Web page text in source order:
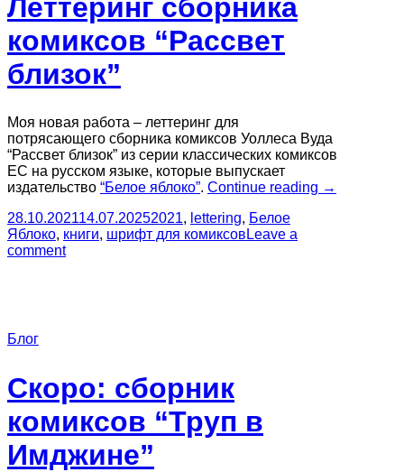
Леттеринг сборника
комиксов “Рассвет
близок”
Моя новая работа – леттеринг для
потрясающего сборника комиксов Уоллеса Вуда
“Рассвет близок” из серии классических комиксов
EC на русском языке, которые выпускает
издательство “Белое яблоко”. Continue reading “Леттеринг
→
28.10.202114.07.20252021, lettering, Белое
Яблоко, книги, шрифт для комиксовLeave a
comment
Блог
Скоро: сборник
комиксов “Труп в
Имджине”